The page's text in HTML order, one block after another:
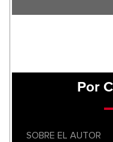
Por
SOBRE EL AUTOR